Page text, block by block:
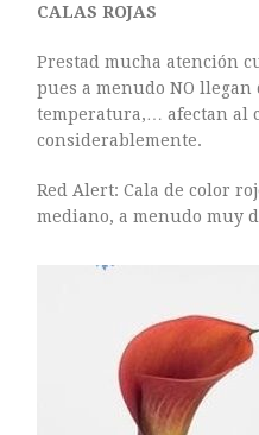
CALAS ROJAS
Prestad mucha atención
pues a menudo NO llegan
temperatura,… afectan al
considerablemente.
Red Alert: Cala de color
mediano, a menudo muy